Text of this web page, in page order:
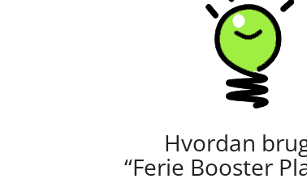
Hvordan
“Ferie Booster